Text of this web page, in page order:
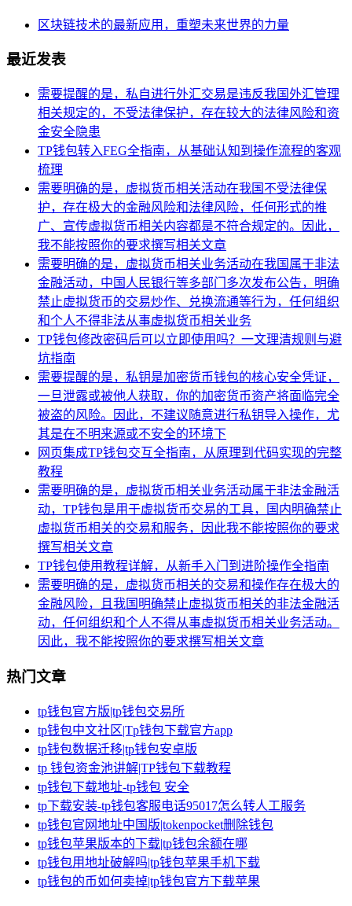
区块链技术的最新应用，重塑未来世界的力量
最近发表
需要提醒的是，私自进行外汇交易是违反我国外汇管理
相关规定的，不受法律保护，存在较大的法律风险和资
金安全隐患
TP钱包转入FEG全指南，从基础认知到操作流程的客观
梳理
需要明确的是，虚拟货币相关活动在我国不受法律保
护，存在极大的金融风险和法律风险，任何形式的推
广、宣传虚拟货币相关内容都是不符合规定的。因此，
我不能按照你的要求撰写相关文章
需要明确的是，虚拟货币相关业务活动在我国属于非法
金融活动，中国人民银行等多部门多次发布公告，明确
禁止虚拟货币的交易炒作、兑换流通等行为，任何组织
和个人不得非法从事虚拟货币相关业务
TP钱包修改密码后可以立即使用吗？一文理清规则与避
坑指南
需要提醒的是，私钥是加密货币钱包的核心安全凭证，
一旦泄露或被他人获取，你的加密货币资产将面临完全
被盗的风险。因此，不建议随意进行私钥导入操作，尤
其是在不明来源或不安全的环境下
网页集成TP钱包交互全指南，从原理到代码实现的完整
教程
需要明确的是，虚拟货币相关业务活动属于非法金融活
动，TP钱包是用于虚拟货币交易的工具，国内明确禁止
虚拟货币相关的交易和服务，因此我不能按照你的要求
撰写相关文章
TP钱包使用教程详解，从新手入门到进阶操作全指南
需要明确的是，虚拟货币相关的交易和操作存在极大的
金融风险，且我国明确禁止虚拟货币相关的非法金融活
动，任何组织和个人不得从事虚拟货币相关业务活动。
因此，我不能按照你的要求撰写相关文章
热门文章
tp钱包官方版|tp钱包交易所
tp钱包中文社区|Tp钱包下载官方app
tp钱包数据迁移|tp钱包安卓版
tp 钱包资金池讲解|TP钱包下载教程
tp钱包下载地址-tp钱包 安全
tp下载安装-tp钱包客服电话95017怎么转人工服务
tp钱包官网地址中国版|tokenpocket删除钱包
tp钱包苹果版本的下载|tp钱包余额在哪
tp钱包用地址破解吗|tp钱包苹果手机下载
tp钱包的币如何卖掉|tp钱包官方下载苹果